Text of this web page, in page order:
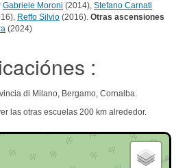
Gabriele Moroni (2014), Stefano Carnati
Reffo Silvio (2016). Otras ascensiones
(2024)
:
di Milano, Bergamo, Cornalba.
las otras escuelas 200 km alrededor.